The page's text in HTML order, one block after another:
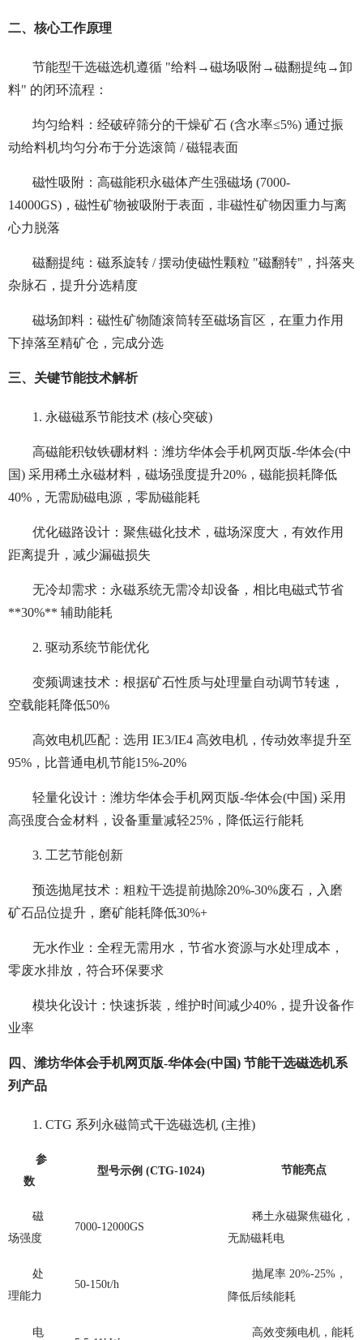
二、核心工作原理
节能型干选磁选机遵循 "给料→磁场吸附→磁翻提纯→卸
料" 的闭环流程：
均匀给料：经破碎筛分的干燥矿石 (含水率≤5%) 通过振
动给料机均匀分布于分选滚筒 / 磁辊表面
磁性吸附：高磁能积永磁体产生强磁场 (7000-
14000GS)，磁性矿物被吸附于表面，非磁性矿物因重力与离
心力脱落
磁翻提纯：磁系旋转 / 摆动使磁性颗粒 "磁翻转"，抖落夹
杂脉石，提升分选精度
磁场卸料：磁性矿物随滚筒转至磁场盲区，在重力作用
下掉落至精矿仓，完成分选
三、关键节能技术解析
1. 永磁磁系节能技术 (核心突破)
高磁能积钕铁硼材料：潍坊华体会手机网页版-华体会(中
国) 采用稀土永磁材料，磁场强度提升20%，磁能损耗降低
40%，无需励磁电源，零励磁能耗
优化磁路设计：聚焦磁化技术，磁场深度大，有效作用
距离提升，减少漏磁损失
无冷却需求：永磁系统无需冷却设备，相比电磁式节省
**30%** 辅助能耗
2. 驱动系统节能优化
变频调速技术：根据矿石性质与处理量自动调节转速，
空载能耗降低50%
高效电机匹配：选用 IE3/IE4 高效电机，传动效率提升至
95%，比普通电机节能15%-20%
轻量化设计：潍坊华体会手机网页版-华体会(中国) 采用
高强度合金材料，设备重量减轻25%，降低运行能耗
3. 工艺节能创新
预选抛尾技术：粗粒干选提前抛除20%-30%废石，入磨
矿石品位提升，磨矿能耗降低30%+
无水作业：全程无需用水，节省水资源与水处理成本，
零废水排放，符合环保要求
模块化设计：快速拆装，维护时间减少40%，提升设备作
业率
四、潍坊华体会手机网页版-华体会(中国) 节能干选磁选机系
列产品
1. CTG 系列永磁筒式干选磁选机 (主推)
参
数
型号示例 (CTG-1024) 节能亮点
磁
场强度
7000-12000GS
稀土永磁聚焦磁化，
无励磁耗电
处
理能力
50-150t/h
抛尾率 20%-25%，
降低后续能耗
电
高效变频电机，能耗